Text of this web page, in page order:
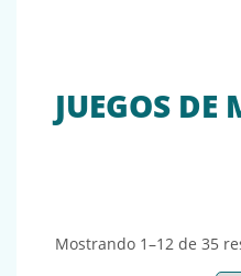
JUEGOS DE
Mostrando 1–12 de 35